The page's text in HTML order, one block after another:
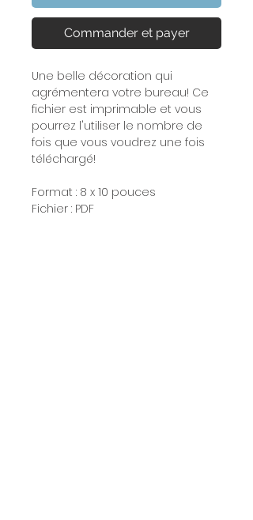
Commander et payer
Une belle décoration qui
agrémentera votre bureau! Ce
fichier est imprimable et vous
pourrez l'utiliser le nombre de
fois que vous voudrez une fois
téléchargé!
Format : 8 x 10 pouces
Fichier : PDF